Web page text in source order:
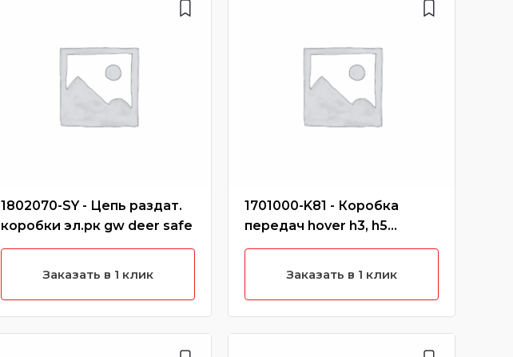
1802070-SY - Цепь раздат.
коробки эл.рк gw deer safe
Заказать в 1 клик
1701000-K81 - Коробка
передач hover h3, h5
(новый салон)
Заказать в 1 клик